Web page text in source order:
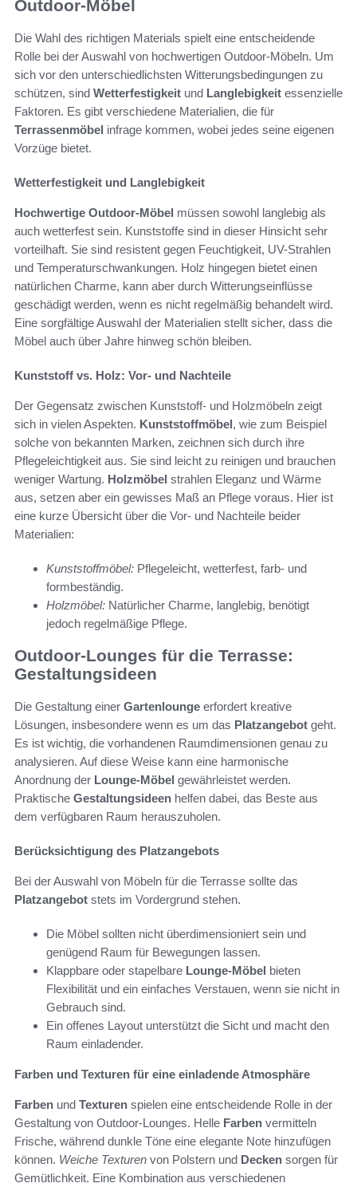
Outdoor-Möbel
Die Wahl des richtigen Materials spielt eine entscheidende
Rolle bei der Auswahl von hochwertigen Outdoor-Möbeln. Um
sich vor den unterschiedlichsten Witterungsbedingungen zu
schützen, sind Wetterfestigkeit und Langlebigkeit essenzielle
Faktoren. Es gibt verschiedene Materialien, die für
Terrassenmöbel infrage kommen, wobei jedes seine eigenen
Vorzüge bietet.
Wetterfestigkeit und Langlebigkeit
Hochwertige Outdoor-Möbel müssen sowohl langlebig als
auch wetterfest sein. Kunststoffe sind in dieser Hinsicht sehr
vorteilhaft. Sie sind resistent gegen Feuchtigkeit, UV-Strahlen
und Temperaturschwankungen. Holz hingegen bietet einen
natürlichen Charme, kann aber durch Witterungseinflüsse
geschädigt werden, wenn es nicht regelmäßig behandelt wird.
Eine sorgfältige Auswahl der Materialien stellt sicher, dass die
Möbel auch über Jahre hinweg schön bleiben.
Kunststoff vs. Holz: Vor- und Nachteile
Der Gegensatz zwischen Kunststoff- und Holzmöbeln zeigt
sich in vielen Aspekten. Kunststoffmöbel, wie zum Beispiel
solche von bekannten Marken, zeichnen sich durch ihre
Pflegeleichtigkeit aus. Sie sind leicht zu reinigen und brauchen
weniger Wartung. Holzmöbel strahlen Eleganz und Wärme
aus, setzen aber ein gewisses Maß an Pflege voraus. Hier ist
eine kurze Übersicht über die Vor- und Nachteile beider
Materialien:
Kunststoffmöbel: Pflegeleicht, wetterfest, farb- und
formbeständig.
Holzmöbel: Natürlicher Charme, langlebig, benötigt
jedoch regelmäßige Pflege.
Outdoor-Lounges für die Terrasse:
Gestaltungsideen
Die Gestaltung einer Gartenlounge erfordert kreative
Lösungen, insbesondere wenn es um das Platzangebot geht.
Es ist wichtig, die vorhandenen Raumdimensionen genau zu
analysieren. Auf diese Weise kann eine harmonische
Anordnung der Lounge-Möbel gewährleistet werden.
Praktische Gestaltungsideen helfen dabei, das Beste aus
dem verfügbaren Raum herauszuholen.
Berücksichtigung des Platzangebots
Bei der Auswahl von Möbeln für die Terrasse sollte das
Platzangebot stets im Vordergrund stehen.
Die Möbel sollten nicht überdimensioniert sein und
genügend Raum für Bewegungen lassen.
Klappbare oder stapelbare Lounge-Möbel bieten
Flexibilität und ein einfaches Verstauen, wenn sie nicht in
Gebrauch sind.
Ein offenes Layout unterstützt die Sicht und macht den
Raum einladender.
Farben und Texturen für eine einladende Atmosphäre
Farben und Texturen spielen eine entscheidende Rolle in der
Gestaltung von Outdoor-Lounges. Helle Farben vermitteln
Frische, während dunkle Töne eine elegante Note hinzufügen
können. Weiche Texturen von Polstern und Decken sorgen für
Gemütlichkeit. Eine Kombination aus verschiedenen